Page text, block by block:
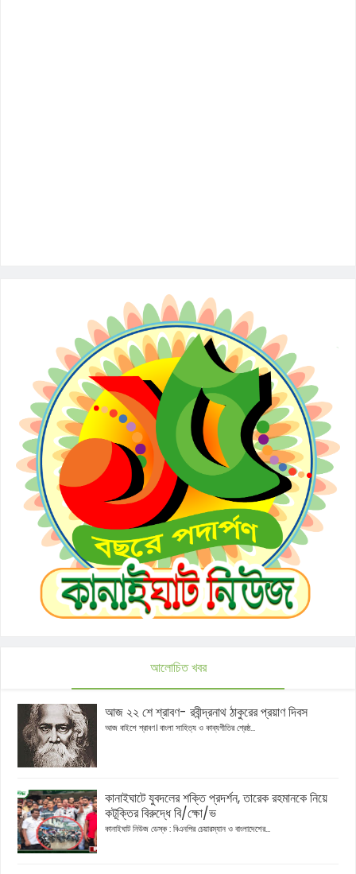
আলোচিত খবর
আজ ২২ শে শ্রাবণ- রবীন্দ্রনাথ ঠাকুরের প্রয়াণ দিবস
আজ বাইশে শ্রাবণ। বাংলা সাহিত্য ও কাব্যগীতির শ্রেষ্ঠ...
কানাইঘাটে যুবদলের শক্তি প্রদর্শন, তারেক রহমানকে নিয়ে
কটূক্তির বিরুদ্ধে বি/ক্ষো/ভ
কানাইঘাট নিউজ ডেস্ক : বিএনপির চেয়ারম্যান ও বাংলাদেশের...